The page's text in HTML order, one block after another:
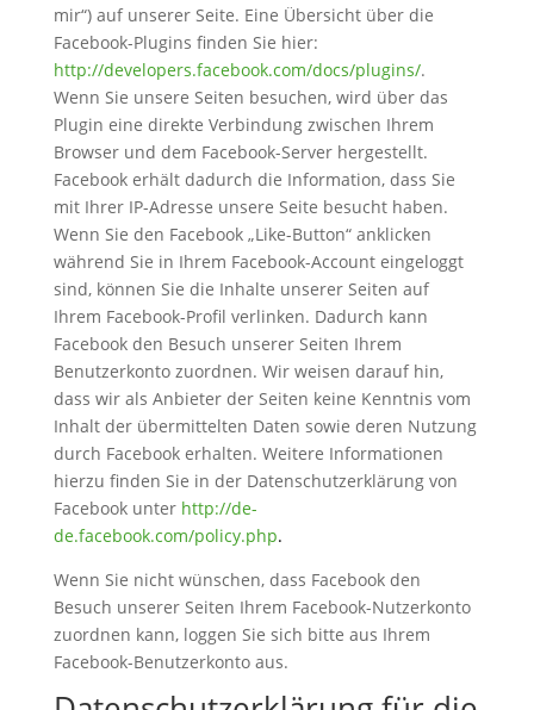
mir“) auf unserer Seite. Eine Übersicht über die
Facebook-Plugins finden Sie hier:
http://developers.facebook.com/docs/plugins/.
Wenn Sie unsere Seiten besuchen, wird über das
Plugin eine direkte Verbindung zwischen Ihrem
Browser und dem Facebook-Server hergestellt.
Facebook erhält dadurch die Information, dass Sie
mit Ihrer IP-Adresse unsere Seite besucht haben.
Wenn Sie den Facebook „Like-Button“ anklicken
während Sie in Ihrem Facebook-Account eingeloggt
sind, können Sie die Inhalte unserer Seiten auf
Ihrem Facebook-Profil verlinken. Dadurch kann
Facebook den Besuch unserer Seiten Ihrem
Benutzerkonto zuordnen. Wir weisen darauf hin,
dass wir als Anbieter der Seiten keine Kenntnis vom
Inhalt der übermittelten Daten sowie deren Nutzung
durch Facebook erhalten. Weitere Informationen
hierzu finden Sie in der Datenschutzerklärung von
Facebook unter http://de-
de.facebook.com/policy.php.
Wenn Sie nicht wünschen, dass Facebook den
Besuch unserer Seiten Ihrem Facebook-Nutzerkonto
zuordnen kann, loggen Sie sich bitte aus Ihrem
Facebook-Benutzerkonto aus.